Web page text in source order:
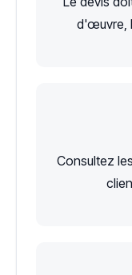
d'œuvre,
Consultez